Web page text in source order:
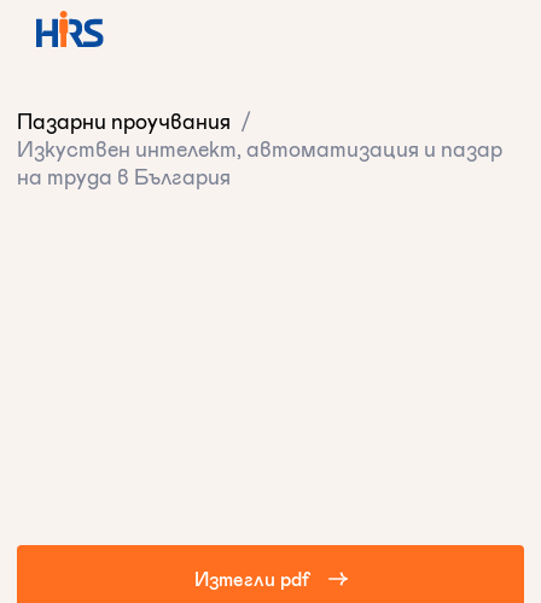
Пазарни проучвания /
Изкуствен интелект, автоматизация и пазар
на труда в България
Изтегли pdf